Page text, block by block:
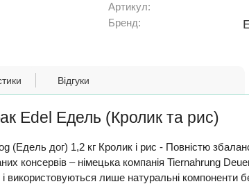
Артикул:
Бренд:
Відгуки
Edel Едель (Кролик та рис)
(Едель дог) 1,2 кг Кролик і рис - Повністю
консервів – німецька компанія Tiernahrung
лише натуральні компоненти